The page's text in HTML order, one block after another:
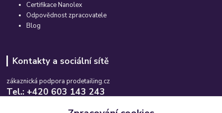
Certifikace Nanolex
Odpovědnost zpracovatele
Blog
Kontakty a sociální sítě
zákaznická podpora prodetailing.cz
Tel.: +420 603 143 243